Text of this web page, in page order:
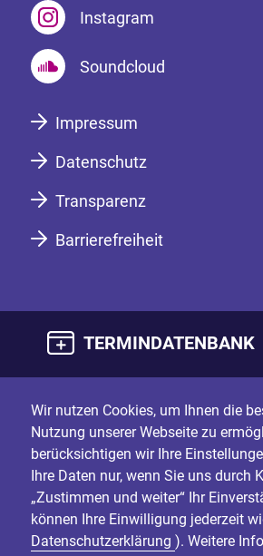
Instagram
Soundcloud
Impressum
Datenschutz
Transparenz
Barrierefreiheit
TERMINDATENBANK
Wir nutzen Cookies, um Ihnen die
Nutzung unserer Webseite zu
berücksichtigen wir Ihre
Ihre Daten nur, wenn Sie uns durch
„Zustimmen und weiter“ Ihr
können Ihre Einwilligung jederzeit
Datenschutzerklärung ). Weitere